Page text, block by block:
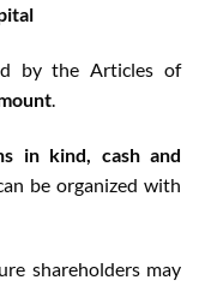
by the Articles of
in kind, cash and
be organized with
shareholders may